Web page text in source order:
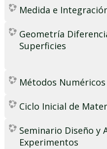
Medida e
Geometría
Superficies
Métodos Numéricos
Ciclo Inicial de
Seminario Diseño y
Experimentos